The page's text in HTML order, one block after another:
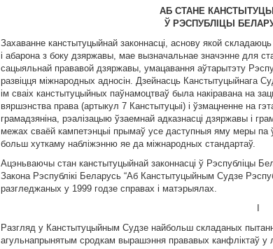
АБ СТАНЕ
Ў РЭСПУБЛIЦЫ
Захаванне канстытуцыйнай законнасцi, аснову якой
i абарона з боку дзяржавы, мае вызначальнае значэнне для
сацыяльнай прававой дзяржавы, умацавання аўтарытэту
развiцця мiжнародных адносiн. Дзейнасць Канстытуцыйнага
iм сваiх канстытуцыйных паўнамоцтваў была накiравана на
вяршэнства права (артыкул 7 Канстытуцыi) i ўзмацненне на
грамадзянiна, рэалiзацыю ўзаемнай адказнасцi дзяржавы i
межах сваёй кампетэнцыi прымаў усе даступныя яму меры
больш хуткаму наблiжэнню яе да мiжнародных стандартаў.
Ацэньваючы стан канстытуцыйнай законнасцi ў Рэспублiцы
Закона Рэспублiкi Беларусь “Аб Канстытуцыйным Судзе
разгледжаных у 1999 годзе справах i матэрыялах.
Разгляд у Канстытуцыйным Судзе найбольш складаных
агульнапрынятым сродкам вырашэння прававых канфлiктаў у